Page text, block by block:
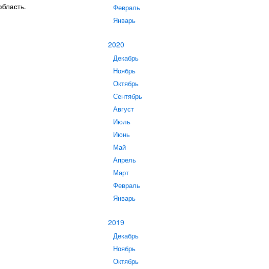
Февраль
Январь
2020
Декабрь
Ноябрь
Октябрь
Сентябрь
Август
Июль
Июнь
Май
Апрель
Март
Февраль
Январь
2019
Декабрь
Ноябрь
Октябрь